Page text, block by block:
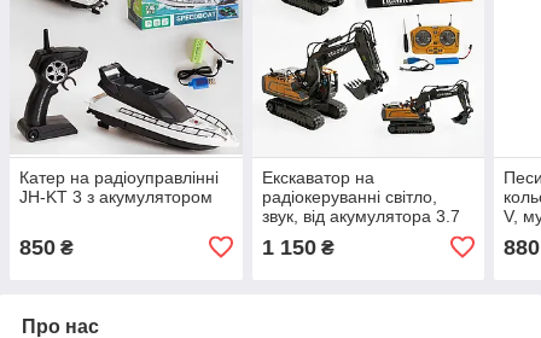
Катер на радіоуправлінні
JH-KT 3 з акумулятором
850 ₴
Екскаватор на
радіокеруванні світло,
звук, від акумулятора 3.7
гусені, металопластик,
1 150₴
V,
880
Про нас